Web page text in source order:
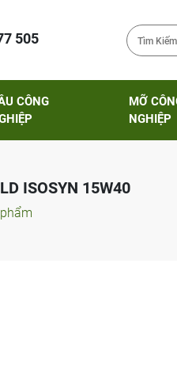
505
CÔNG
MỠ
NGHIỆP
ISOSYN 15W40